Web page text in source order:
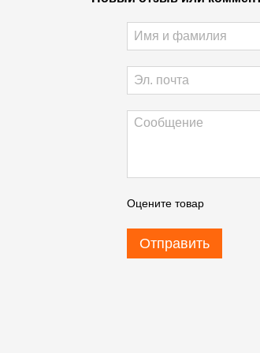
Оцените товар
Отправить